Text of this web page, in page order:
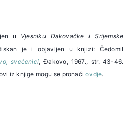
u Vjesniku Đakovačke i Srijemske
je i objavljen u knjizi: Čedomil
svećenici, Đakovo, 1967., str. 43-46.
iz knjige mogu se pronaćiovdje.